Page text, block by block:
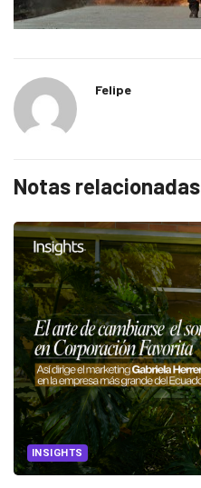
Felipe
Notas relacionadas
INSIGHTS